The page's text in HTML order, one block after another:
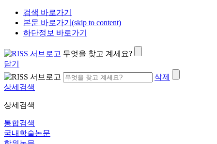
검색 바로가기
본문 바로가기(skip to content)
하단정보 바로가기
무엇을 찾고 계세요?
닫기
삭제
상세검색
상세검색
통합검색
국내학술논문